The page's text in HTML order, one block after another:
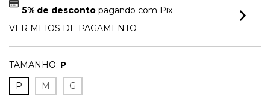
5% de descontopagando com Pix
VER MEIOS DE PAGAMENTO
TAMANHO: P
P
M G